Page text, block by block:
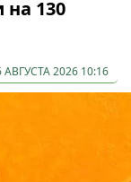
130
АВГУСТА 2026 10:16